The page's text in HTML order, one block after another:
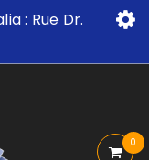
: Rue Dr.
0